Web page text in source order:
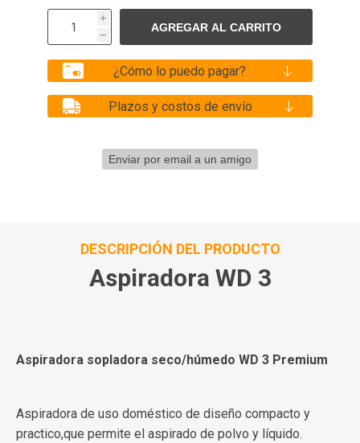
i
h
¿Cómo lo puedo pagar?
Plazos y costos de envío
DESCRIPCIÓN DEL PRODUCTO
Aspiradora WD 3
Aspiradora sopladora seco/húmedo WD 3 Premium
Aspiradora de uso doméstico de diseño compacto y
practico,que permite el aspirado de polvo y líquido.